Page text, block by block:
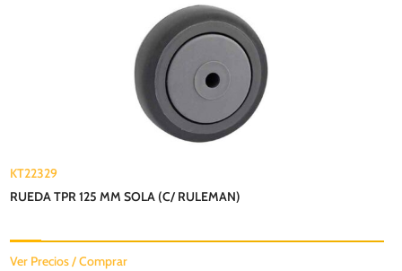
KT22329
RUEDA TPR 125 MM SOLA (C/ RULEMAN)
Ver Precios / Comprar